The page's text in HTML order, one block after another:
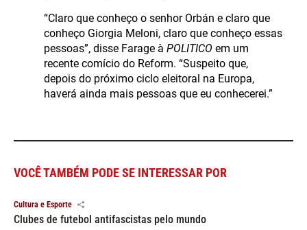
“Claro que conheço o senhor Orbán e claro que
conheço Giorgia Meloni, claro que conheço essas
pessoas”, disse Farage à POLITICO em um
recente comício do Reform. “Suspeito que,
depois do próximo ciclo eleitoral na Europa,
haverá ainda mais pessoas que eu conhecerei.”
VOCÊ TAMBÉM PODE SE INTERESSAR POR
Cultura e Esporte
Clubes de futebol antifascistas pelo mundo